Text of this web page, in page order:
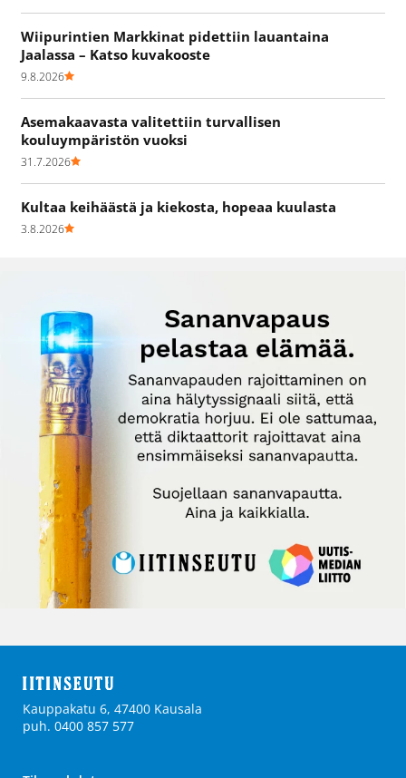
Wiipurintien Markkinat pidettiin lauantaina
Jaalassa – Katso kuvakooste
9.8.2026
Asemakaavasta valitettiin turvallisen
kouluympäristön vuoksi
31.7.2026
Kultaa keihäästä ja kiekosta, hopeaa kuulasta
3.8.2026
Kauppakatu 6, 47400 Kausala
puh. 0400 857 577